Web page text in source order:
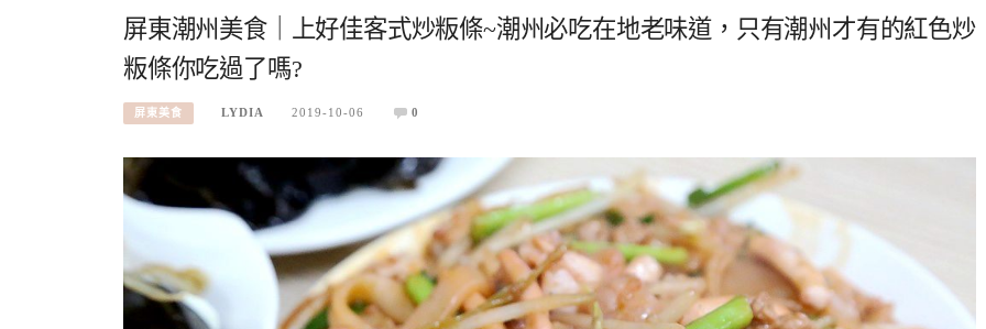
屏東潮州美食｜上好佳客式炒粄條~潮州必吃在地老味道，只有潮州才有的紅色炒
粄條你吃過了嗎?
屏東美食 LYDIA 2019-10-06 0